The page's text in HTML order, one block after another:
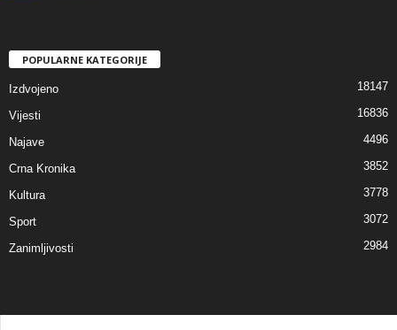
POPULARNE KATEGORIJE
Izdvojeno 18147
Vijesti 16836
Najave 4496
Crna Kronika 3852
Kultura 3778
Sport 3072
Zanimljivosti 2984